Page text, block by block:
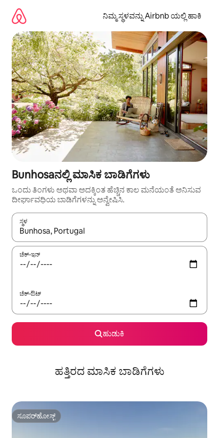
ಹೋಗಿ
ನಿಮ್ಮ ಸ್ಥಳವನ್ನು Airbnb ಯಲ್ಲಿ ಹಾಕಿ
Bunhosaನಲ್ಲಿ ಮಾಸಿಕ ಬಾಡಿಗೆಗಳು
ಒಂದು ತಿಂಗಳು ಅಥವಾ ಅದಕ್ಕಿಂತ ಹೆಚ್ಚಿನ ಕಾಲ ಮನೆಯಂತೆ ಅನಿಸುವ
ದೀರ್ಘಾವಧಿಯ ಬಾಡಿಗೆಗಳನ್ನು ಅನ್ವೇಷಿಸಿ.
ಸ್ಥಳ
ಫಲಿತಾಂಶಗಳು ಲಭ್ಯವಿರುವಾಗ, ಅಪ್ ಮತ್ತು ಡೌನ್ ಬಾಣದ ಕೀಲಿಗಳೊಂದಿಗೆ
ಚೆಕ್-ಇನ್
ಚೆಕ್-ಔಟ್
ಹುಡುಕಿ
ಹತ್ತಿರದ ಮಾಸಿಕ ಬಾಡಿಗೆಗಳು
ಸೂಪರ್‌ಹೋಸ್ಟ್
ಸೂಪರ್‌ಹೋಸ್ಟ್